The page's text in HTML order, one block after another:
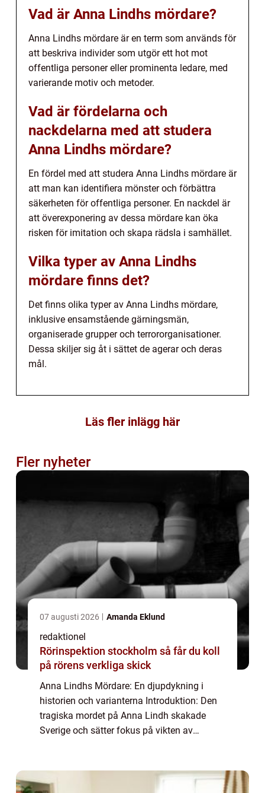
Vad är Anna Lindhs mördare?
Anna Lindhs mördare är en term som används för
att beskriva individer som utgör ett hot mot
offentliga personer eller prominenta ledare, med
varierande motiv och metoder.
Vad är fördelarna och
nackdelarna med att studera
Anna Lindhs mördare?
En fördel med att studera Anna Lindhs mördare är
att man kan identifiera mönster och förbättra
säkerheten för offentliga personer. En nackdel är
att överexponering av dessa mördare kan öka
risken för imitation och skapa rädsla i samhället.
Vilka typer av Anna Lindhs
mördare finns det?
Det finns olika typer av Anna Lindhs mördare,
inklusive ensamstående gärningsmän,
organiserade grupper och terrororganisationer.
Dessa skiljer sig åt i sättet de agerar och deras
mål.
Läs fler inlägg här
Fler nyheter
07 augusti 2026 Amanda Eklund
redaktionel
Rörinspektion stockholm så får du koll
på rörens verkliga skick
Anna Lindhs Mördare: En djupdykning i
historien och varianterna Introduktion: Den
tragiska mordet på Anna Lindh skakade
Sverige och sätter fokus på vikten av